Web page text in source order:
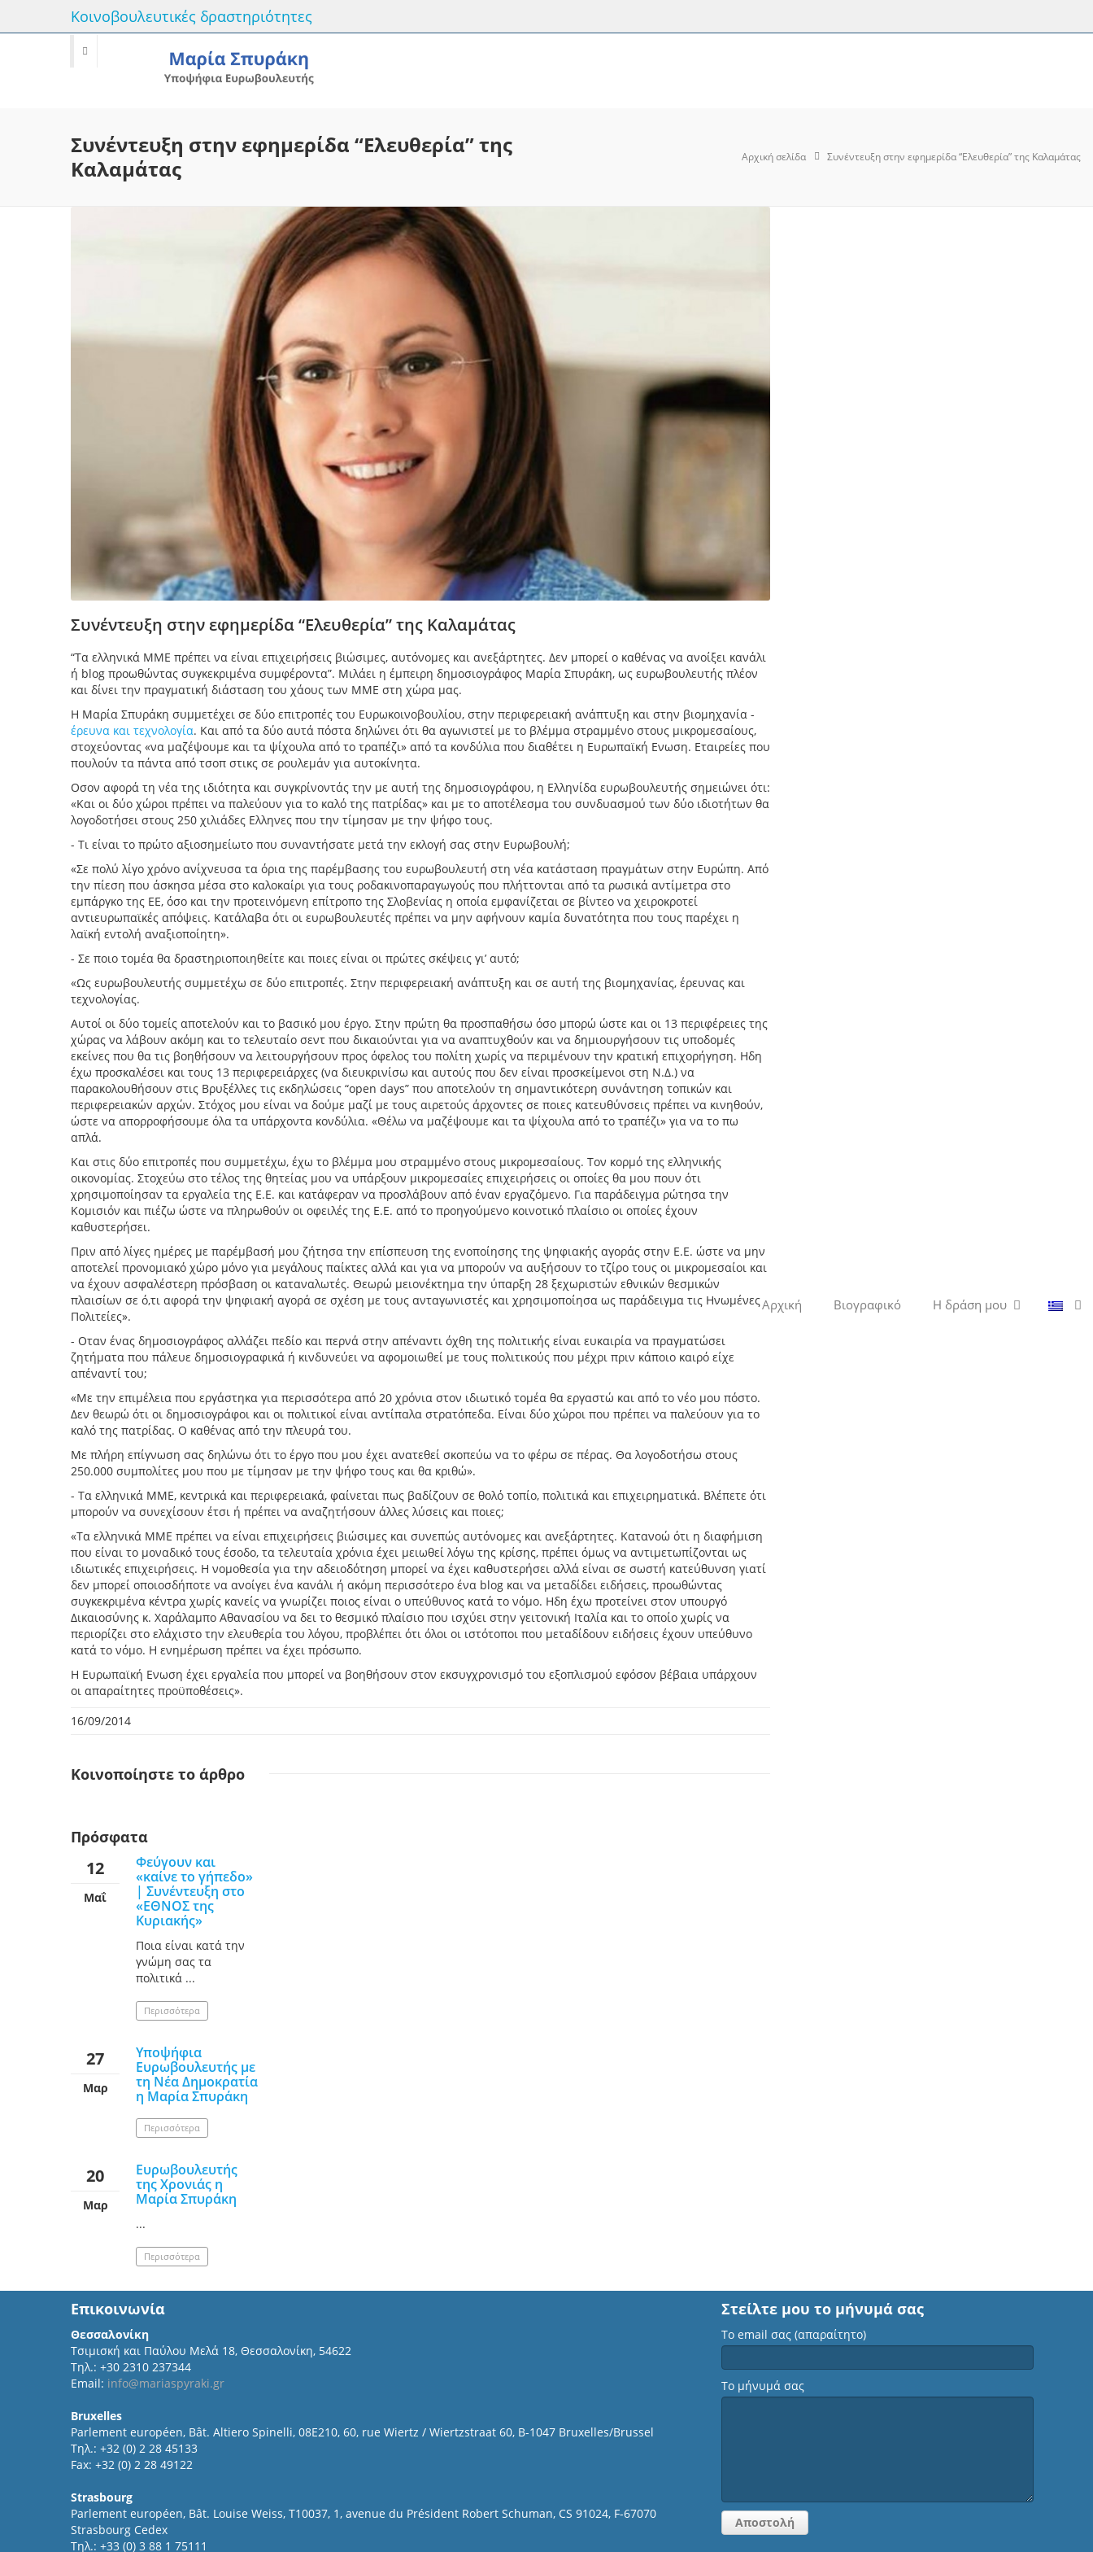
Κοινοβουλευτικές δραστηριότητες
Αρχική Βιογραφικό Η δράση μου
Συνέντευξη στην εφημερίδα “Ελευθερία” της
Καλαμάτας
Αρχική σελίδα Συνέντευξη στην εφημερίδα “Ελευθερία” της Καλαμάτας
Συνέντευξη στην εφημερίδα “Ελευθερία” της Καλαμάτας
“Τα ελληνικά ΜΜΕ πρέπει να είναι επιχειρήσεις βιώσιμες, αυτόνομες και ανεξάρτητες. Δεν μπορεί ο καθένας να ανοίξει κανάλι
ή blog προωθώντας συγκεκριμένα συμφέροντα”. Μιλάει η έμπειρη δημοσιογράφος Μαρία Σπυράκη, ως ευρωβουλευτής πλέον
και δίνει την πραγματική διάσταση του χάους των ΜΜΕ στη χώρα μας.
Η Μαρία Σπυράκη συμμετέχει σε δύο επιτροπές του Ευρωκοινοβουλίου, στην περιφερειακή ανάπτυξη και στην βιομηχανία -
έρευνα και τεχνολογία. Και από τα δύο αυτά πόστα δηλώνει ότι θα αγωνιστεί με το βλέμμα στραμμένο στους μικρομεσαίους,
στοχεύοντας «να μαζέψουμε και τα ψίχουλα από το τραπέζι» από τα κονδύλια που διαθέτει η Ευρωπαϊκή Ενωση. Εταιρείες που
πουλούν τα πάντα από τσοπ στικς σε ρουλεμάν για αυτοκίνητα.
Οσον αφορά τη νέα της ιδιότητα και συγκρίνοντάς την με αυτή της δημοσιογράφου, η Ελληνίδα ευρωβουλευτής σημειώνει ότι:
«Και οι δύο χώροι πρέπει να παλεύουν για το καλό της πατρίδας» και με το αποτέλεσμα του συνδυασμού των δύο ιδιοτήτων θα
λογοδοτήσει στους 250 χιλιάδες Ελληνες που την τίμησαν με την ψήφο τους.
- Τι είναι το πρώτο αξιοσημείωτο που συναντήσατε μετά την εκλογή σας στην Ευρωβουλή;
«Σε πολύ λίγο χρόνο ανίχνευσα τα όρια της παρέμβασης του ευρωβουλευτή στη νέα κατάσταση πραγμάτων στην Ευρώπη. Από
την πίεση που άσκησα μέσα στο καλοκαίρι για τους ροδακινοπαραγωγούς που πλήττονται από τα ρωσικά αντίμετρα στο
εμπάργκο της ΕΕ, όσο και την προτεινόμενη επίτροπο της Σλοβενίας η οποία εμφανίζεται σε βίντεο να χειροκροτεί
αντιευρωπαϊκές απόψεις. Κατάλαβα ότι οι ευρωβουλευτές πρέπει να μην αφήνουν καμία δυνατότητα που τους παρέχει η
λαϊκή εντολή αναξιοποίητη».
- Σε ποιο τομέα θα δραστηριοποιηθείτε και ποιες είναι οι πρώτες σκέψεις γι’ αυτό;
«Ως ευρωβουλευτής συμμετέχω σε δύο επιτροπές. Στην περιφερειακή ανάπτυξη και σε αυτή της βιομηχανίας, έρευνας και
τεχνολογίας.
Αυτοί οι δύο τομείς αποτελούν και το βασικό μου έργο. Στην πρώτη θα προσπαθήσω όσο μπορώ ώστε και οι 13 περιφέρειες της
χώρας να λάβουν ακόμη και το τελευταίο σεντ που δικαιούνται για να αναπτυχθούν και να δημιουργήσουν τις υποδομές
εκείνες που θα τις βοηθήσουν να λειτουργήσουν προς όφελος του πολίτη χωρίς να περιμένουν την κρατική επιχορήγηση. Ηδη
έχω προσκαλέσει και τους 13 περιφερειάρχες (να διευκρινίσω και αυτούς που δεν είναι προσκείμενοι στη Ν.Δ.) να
παρακολουθήσουν στις Βρυξέλλες τις εκδηλώσεις “open days” που αποτελούν τη σημαντικότερη συνάντηση τοπικών και
περιφερειακών αρχών. Στόχος μου είναι να δούμε μαζί με τους αιρετούς άρχοντες σε ποιες κατευθύνσεις πρέπει να κινηθούν,
ώστε να απορροφήσουμε όλα τα υπάρχοντα κονδύλια. «Θέλω να μαζέψουμε και τα ψίχουλα από το τραπέζι» για να το πω
απλά.
Και στις δύο επιτροπές που συμμετέχω, έχω το βλέμμα μου στραμμένο στους μικρομεσαίους. Τον κορμό της ελληνικής
οικονομίας. Στοχεύω στο τέλος της θητείας μου να υπάρξουν μικρομεσαίες επιχειρήσεις οι οποίες θα μου πουν ότι
χρησιμοποίησαν τα εργαλεία της Ε.Ε. και κατάφεραν να προσλάβουν από έναν εργαζόμενο. Για παράδειγμα ρώτησα την
Κομισιόν και πιέζω ώστε να πληρωθούν οι οφειλές της Ε.Ε. από το προηγούμενο κοινοτικό πλαίσιο οι οποίες έχουν
καθυστερήσει.
Πριν από λίγες ημέρες με παρέμβασή μου ζήτησα την επίσπευση της ενοποίησης της ψηφιακής αγοράς στην Ε.Ε. ώστε να μην
αποτελεί προνομιακό χώρο μόνο για μεγάλους παίκτες αλλά και για να μπορούν να αυξήσουν το τζίρο τους οι μικρομεσαίοι και
να έχουν ασφαλέστερη πρόσβαση οι καταναλωτές. Θεωρώ μειονέκτημα την ύπαρξη 28 ξεχωριστών εθνικών θεσμικών
πλαισίων σε ό,τι αφορά την ψηφιακή αγορά σε σχέση με τους ανταγωνιστές και χρησιμοποίησα ως παράδειγμα τις Ηνωμένες
Πολιτείες».
- Οταν ένας δημοσιογράφος αλλάζει πεδίο και περνά στην απέναντι όχθη της πολιτικής είναι ευκαιρία να πραγματώσει
ζητήματα που πάλευε δημοσιογραφικά ή κινδυνεύει να αφομοιωθεί με τους πολιτικούς που μέχρι πριν κάποιο καιρό είχε
απέναντί του;
«Με την επιμέλεια που εργάστηκα για περισσότερα από 20 χρόνια στον ιδιωτικό τομέα θα εργαστώ και από το νέο μου πόστο.
Δεν θεωρώ ότι οι δημοσιογράφοι και οι πολιτικοί είναι αντίπαλα στρατόπεδα. Είναι δύο χώροι που πρέπει να παλεύουν για το
καλό της πατρίδας. Ο καθένας από την πλευρά του.
Με πλήρη επίγνωση σας δηλώνω ότι το έργο που μου έχει ανατεθεί σκοπεύω να το φέρω σε πέρας. Θα λογοδοτήσω στους
250.000 συμπολίτες μου που με τίμησαν με την ψήφο τους και θα κριθώ».
- Τα ελληνικά ΜΜΕ, κεντρικά και περιφερειακά, φαίνεται πως βαδίζουν σε θολό τοπίο, πολιτικά και επιχειρηματικά. Βλέπετε ότι
μπορούν να συνεχίσουν έτσι ή πρέπει να αναζητήσουν άλλες λύσεις και ποιες;
«Τα ελληνικά ΜΜΕ πρέπει να είναι επιχειρήσεις βιώσιμες και συνεπώς αυτόνομες και ανεξάρτητες. Κατανοώ ότι η διαφήμιση
που είναι το μοναδικό τους έσοδο, τα τελευταία χρόνια έχει μειωθεί λόγω της κρίσης, πρέπει όμως να αντιμετωπίζονται ως
ιδιωτικές επιχειρήσεις. Η νομοθεσία για την αδειοδότηση μπορεί να έχει καθυστερήσει αλλά είναι σε σωστή κατεύθυνση γιατί
δεν μπορεί οποιοσδήποτε να ανοίγει ένα κανάλι ή ακόμη περισσότερο ένα blog και να μεταδίδει ειδήσεις, προωθώντας
συγκεκριμένα κέντρα χωρίς κανείς να γνωρίζει ποιος είναι ο υπεύθυνος κατά το νόμο. Ηδη έχω προτείνει στον υπουργό
Δικαιοσύνης κ. Χαράλαμπο Αθανασίου να δει το θεσμικό πλαίσιο που ισχύει στην γειτονική Ιταλία και το οποίο χωρίς να
περιορίζει στο ελάχιστο την ελευθερία του λόγου, προβλέπει ότι όλοι οι ιστότοποι που μεταδίδουν ειδήσεις έχουν υπεύθυνο
κατά το νόμο. Η ενημέρωση πρέπει να έχει πρόσωπο.
Η Ευρωπαϊκή Ενωση έχει εργαλεία που μπορεί να βοηθήσουν στον εκσυγχρονισμό του εξοπλισμού εφόσον βέβαια υπάρχουν
οι απαραίτητες προϋποθέσεις».
16/09/2014
Κοινοποίηστε το άρθρο
Πρόσφατα
12
Μαΐ
Φεύγουν και
«καίνε το γήπεδο»
| Συνέντευξη στο
«ΕΘΝΟΣ της
Κυριακής»
Ποια είναι κατά την
γνώμη σας τα
πολιτικά ...
Περισσότερα
27
Μαρ
Υποψήφια
Ευρωβουλευτής με
τη Νέα Δημοκρατία
η Μαρία Σπυράκη
Περισσότερα
20
Μαρ
Ευρωβουλευτής
της Χρονιάς η
Μαρία Σπυράκη
...
Περισσότερα
Επικοινωνία
Θεσσαλονίκη
Τσιμισκή και Παύλου Μελά 18, Θεσσαλονίκη, 54622
Τηλ.: +30 2310 237344
Email: info@mariaspyraki.gr
Bruxelles
Parlement européen, Bât. Altiero Spinelli, 08E210, 60, rue Wiertz / Wiertzstraat 60, B-1047 Bruxelles/Brussel
Τηλ.: +32 (0) 2 28 45133
Fax: +32 (0) 2 28 49122
Strasbourg
Parlement européen, Bât. Louise Weiss, T10037, 1, avenue du Président Robert Schuman, CS 91024, F-67070
Strasbourg Cedex
Τηλ.: +33 (0) 3 88 1 75111
Στείλτε μου το μήνυμά σας
Το email σας (απαραίτητο)
Το μήνυμά σας